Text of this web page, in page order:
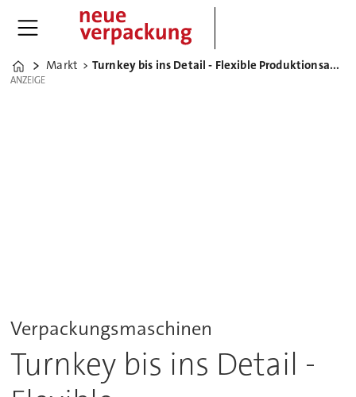
Home
Markt Turnkey bis ins Detail - Flexible Produktionsanlage für Arzneimittel
ANZEIGE
ANZEIGE
Verpackungsmaschinen
Turnkey bis ins Detail -